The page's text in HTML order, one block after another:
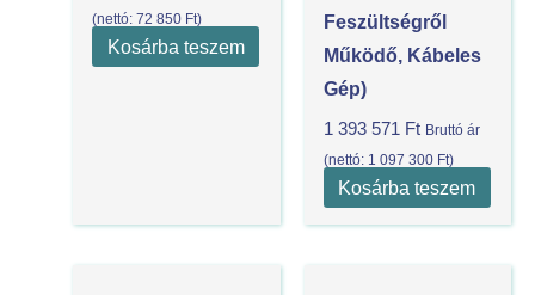
(nettó:72 850 Ft)
Kosárba teszem
Feszültségről
Működő, Kábeles
Gép)
1 393 571 Ft Bruttó ár
(nettó: 1 097 300 Ft)
Kosárba teszem